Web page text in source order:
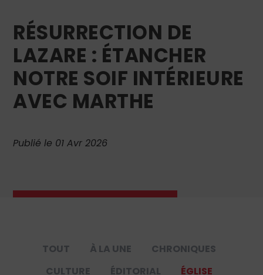
RÉSURRECTION DE
LAZARE : ÉTANCHER
NOTRE SOIF INTÉRIEURE
AVEC MARTHE
Publié le 01 Avr 2026
TOUT À LA UNE
CHRONIQUES
CULTURE
ÉDITORIAL
ÉGLISE